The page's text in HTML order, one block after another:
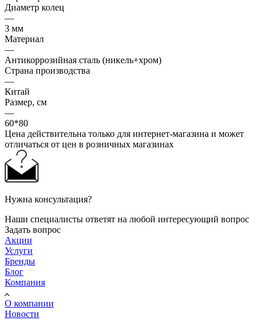
Диаметр колец
—
3 мм
Материал
—
Антикоррозийная сталь (никель+хром)
Страна производства
—
Китай
Размер, см
—
60*80
Цена действительна только для интернет-магазина и может
отличаться от цен в розничных магазинах
Нужна консультация?
Наши специалисты ответят на любой интересующий вопрос
Задать вопрос
Акции
Услуги
Бренды
Блог
Компания
О компании
Новости